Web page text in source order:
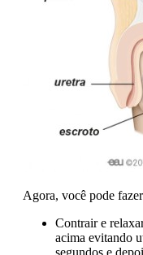
Agora, você pode
Contrair e
acima evitando